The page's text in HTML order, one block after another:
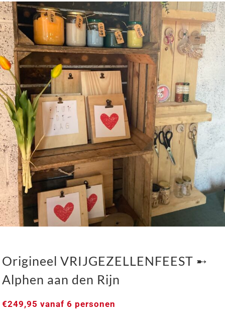
Origineel VRIJGEZELLENFEEST ➸
Alphen aan den Rijn
€249,95 vanaf 6 personen